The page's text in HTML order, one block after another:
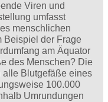
Viren und
umfasst
menschlichen
Beispiel der Frage
am Äquator
des Menschen? Die
alle Blutgefäße eines
100.000
Umrundungen